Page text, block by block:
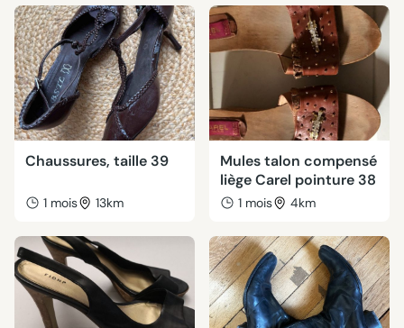
Chaussures, taille 39
1 mois 13km
Mules talon compensé
liège Carel pointure 38
1 mois 4km